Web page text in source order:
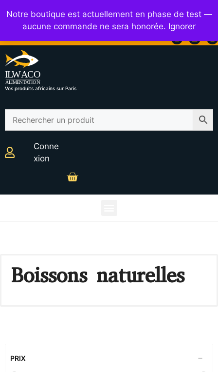
Notre boutique est actuellement en phase de test —
aucune commande ne sera honorée. Ignorer
Vos produits africains sur Paris
Conne
xion
Boissons naturelles
PRIX